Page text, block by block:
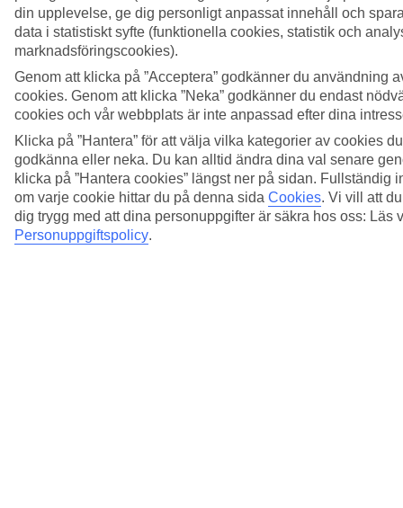
din upplevelse, ge dig personligt anpassat innehåll och
data i statistiskt syfte (funktionella cookies, statistik och
marknadsföringscookies).
Genom att klicka på ”Acceptera” godkänner du användning
cookies. Genom att klicka ”Neka” godkänner du endast
cookies och vår webbplats är inte anpassad efter dina
Klicka på ”Hantera” för att välja vilka kategorier av cookies
godkänna eller neka. Du kan alltid ändra dina val senare
klicka på ”Hantera cookies” längst ner på sidan. Fullständig
om varje cookie hittar du på denna sida Cookies. Vi vill att
dig trygg med att dina personuppgifter är säkra hos oss: Läs
Personuppgiftspolicy.